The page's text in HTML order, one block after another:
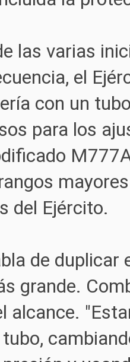
las varias
el
con un
para los
del Ejército.
de
grande.
alcance.